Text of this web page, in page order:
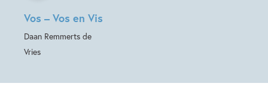
Vos – Vos en Vis
Daan Remmerts de
Vries